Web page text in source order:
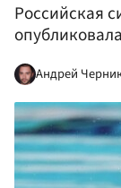
Российская
Андрей